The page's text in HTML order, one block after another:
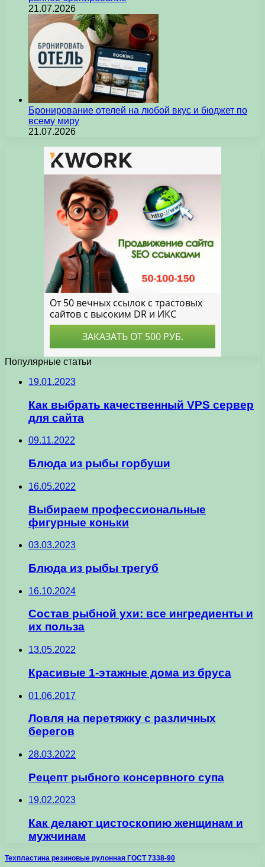
21.07.2026
Бронирование отелей на любой вкус и бюджет по
всему миру
21.07.2026
Популярные статьи
19.01.2023
Как выбрать качественный VPS сервер
для сайта
09.11.2022
Блюда из рыбы горбуши
16.05.2022
Выбираем профессиональные
фигурные коньки
03.03.2023
Блюда из рыбы трегуб
16.10.2024
Состав рыбной ухи: все ингредиенты и
их польза
13.05.2022
Красивые 1-этажные дома из бруса
01.06.2017
Ловля на перетяжку с различных
берегов
28.03.2022
Рецепт рыбного консервного супа
19.02.2023
Как делают цистоскопию женщинам и
мужчинам
Техпластина резиновые рулонная ГОСТ 7338-90